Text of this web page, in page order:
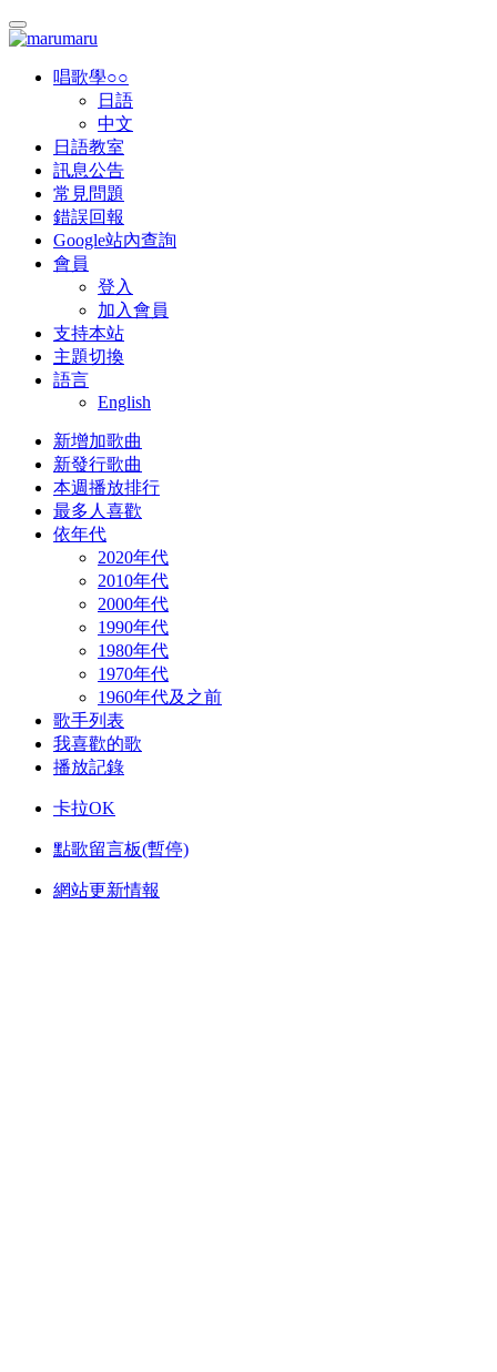
唱歌學○○
日語
中文
日語教室
訊息公告
常見問題
錯誤回報
Google站內查詢
會員
登入
加入會員
支持本站
主題切換
語言
English
新增加歌曲
新發行歌曲
本週播放排行
最多人喜歡
依年代
2020年代
2010年代
2000年代
1990年代
1980年代
1970年代
1960年代及之前
歌手列表
我喜歡的歌
播放記錄
卡拉OK
點歌留言板(暫停)
網站更新情報